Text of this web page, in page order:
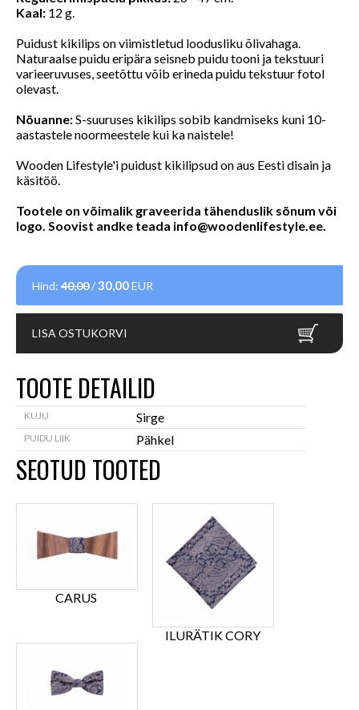
Kaal: 12 g.
Puidust kikilips on viimistletud loodusliku õlivahaga.
Naturaalse puidu eripära seisneb puidu tooni ja tekstuuri
varieeruvuses, seetõttu võib erineda puidu tekstuur fotol
olevast.
Nõuanne:S-suuruses kikilips sobib kandmiseks kuni 10-
aastastele noormeestele kui ka naistele!
Wooden Lifestyle'i puidust kikilipsud on aus Eesti disain ja
käsitöö.
Tootele on võimalik graveerida tähenduslik sõnum või
logo. Soovist andke teada info@woodenlifestyle.ee.
Hind: 40,00/30,00EUR
LISA OSTUKORVI
TOOTE DETAILID
KUJU Sirge
PUIDU LIIK Pähkel
SEOTUD TOOTED
CARUS
ILURÄTIK CORY